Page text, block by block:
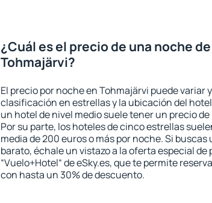
¿Cuál es el precio de una noche
Tohmajärvi?
El precio por noche en Tohmajärvi puede variar
clasificación en estrellas y la ubicación del
un hotel de nivel medio suele tener un precio
Por su parte, los hoteles de cinco estrellas
media de 200 euros o más por noche. Si
barato, échale un vistazo a la oferta especial de
“Vuelo+Hotel“ de eSky.es, que te permite
con hasta un 30% de descuento.